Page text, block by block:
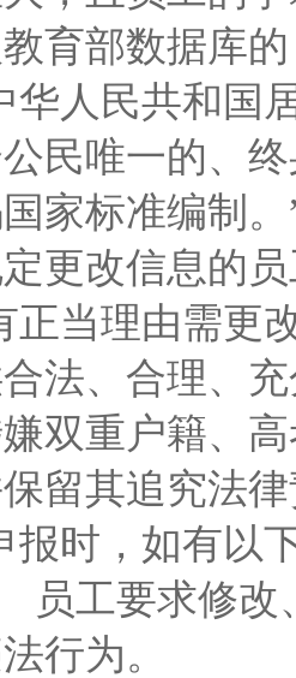
育部数据库
华人民共和国
民唯一的、
家标准编制
更改信息的
正当理由需更
法、合理、
双重户籍、
留其追究法
报时，如有以
员工要求修
行为。